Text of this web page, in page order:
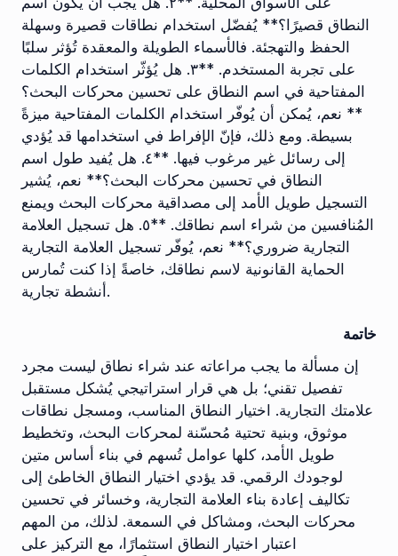
النطاق قصيرًا؟** يُفضّل استخدام نطاقات قصيرة وسهلة
الحفظ والتهجئة. فالأسماء الطويلة والمعقدة تُؤثر سلبًا
على تجربة المستخدم. **٣. هل يُؤثّر استخدام الكلمات
المفتاحية في اسم النطاق على تحسين محركات البحث؟
** نعم، يُمكن أن يُوفّر استخدام الكلمات المفتاحية ميزةً
بسيطة. ومع ذلك، فإنّ الإفراط في استخدامها قد يُؤدي
إلى رسائل غير مرغوب فيها. **٤. هل يُفيد طول اسم
النطاق في تحسين محركات البحث؟** نعم، يُشير
التسجيل طويل الأمد إلى مصداقية محركات البحث ويمنع
المُنافسين من شراء اسم نطاقك. **٥. هل تسجيل العلامة
التجارية ضروري؟** نعم، يُوفّر تسجيل العلامة التجارية
الحماية القانونية لاسم نطاقك، خاصةً إذا كنت تُمارس
أنشطة تجارية.
خاتمة
إن مسألة ما يجب مراعاته عند شراء نطاق ليست مجرد
تفصيل تقني؛ بل هي قرار استراتيجي يُشكل مستقبل
علامتك التجارية. اختيار النطاق المناسب، ومسجل نطاقات
موثوق، وبنية تحتية مُحسّنة لمحركات البحث، وتخطيط
طويل الأمد، كلها عوامل تُسهم في بناء أساس متين
لوجودك الرقمي. قد يؤدي اختيار النطاق الخاطئ إلى
تكاليف إعادة بناء العلامة التجارية، وخسائر في تحسين
محركات البحث، ومشاكل في السمعة. لذلك، من المهم
اعتبار اختيار النطاق استثمارًا، مع التركيز على